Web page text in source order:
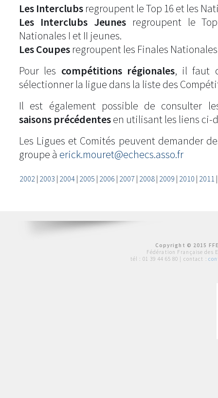
Les Interclubs regroupent le Top 16 et les
Les Interclubs Jeunesregroupent le
Nationales I et II jeunes.
Les Coupes regroupent les Finales
Pour les compétitions régionales, il faut
sélectionner la ligue dans la liste des
Il est également possible de consulter
saisons précédentesen utilisant les liens ci-
Les Ligues et Comités peuvent demander
groupe à erick.mouret@echecs.asso.fr
2002| 2003 | 2004| 2005 | 2006 | 2007 | 2008| 2009 | 2010 | 2011
Copyright © 2015
Fédération Française des
tél : 01 39 44 65 80 | contact :